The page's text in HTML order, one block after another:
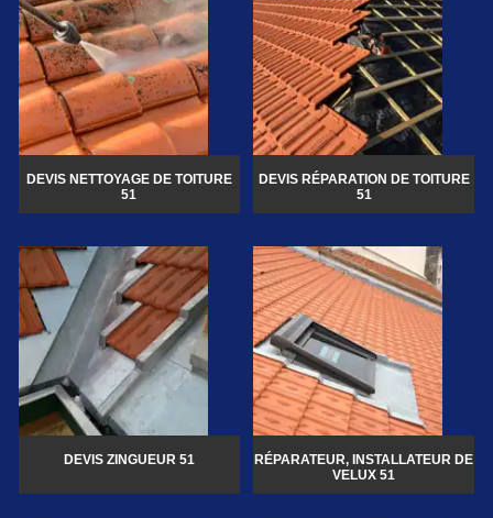
DEVIS NETTOYAGE DE TOITURE
51
DEVIS RÉPARATION DE TOITURE
51
DEVIS ZINGUEUR 51
RÉPARATEUR, INSTALLATEUR DE
VELUX 51